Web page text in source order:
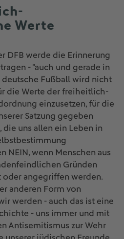
Werte
DFB werde die Erinnerung
- "auch und gerade in
deutsche Fußball wird nicht
die Werte der freiheitlich-
einzusetzen, für die
Satzung gegeben
die uns allen ein Leben in
NEIN, wenn Menschen aus
Gründen
angegriffen werden.
anderen Form von
werden - auch das ist eine
- uns immer und mit
Antisemitismus zur Wehr